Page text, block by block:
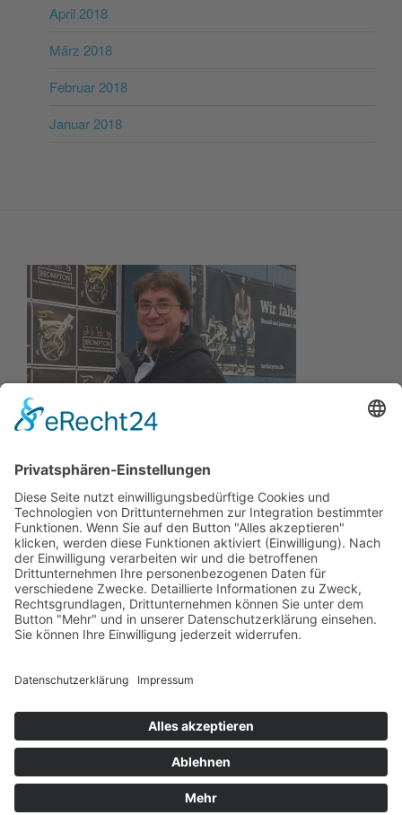
April 2018
März 2018
Februar 2018
Januar 2018
Wir wollen Ihr persönlicher Online Marine Spezialist sein,
der sich auf die Fahne geschrieben hat, der zuverlässigste
und preiswerteste Anbieter zu sein.
Wir sind ständig im Wachstum und wissen Ihr Vertrauen zu
schätzen.
Kay-Lucas Kaniewski
YouTubeFacebook